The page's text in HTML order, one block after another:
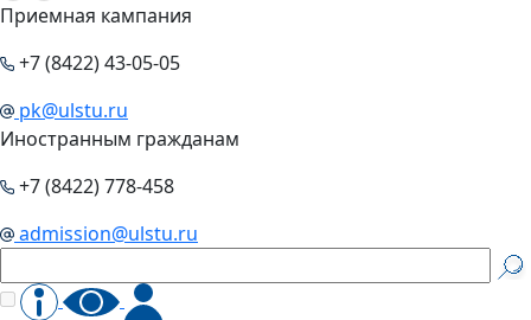
Приемная кампания
+7 (8422) 43-05-05
pk@ulstu.ru
Иностранным гражданам
+7 (8422) 778-458
admission@ulstu.ru